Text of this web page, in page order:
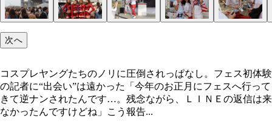
は！
次へ
コスプレヤングたちのノリに圧倒されっぱなし。フェス初体験
の記者に“出会い”は遠かった「今年のお正月にフェスへ行って
きて逆ナンされたんです…。残念ながら、ＬＩＮＥの返信は来
なかったんですけどね」こう報告...